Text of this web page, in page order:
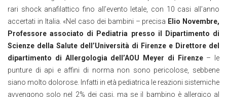
rari shock anafilattico fino all’evento letale, con 10 casi all’anno
accertati in Italia. «Nel caso dei bambini – precisa Elio Novembre,
Professore associato di Pediatria presso il Dipartimento di
Scienze della Salute dell’Università di Firenze e Direttore del
dipartimento di Allergologia dell’AOU Meyer di Firenze– le
punture di api e affini di norma non sono pericolose, sebbene
siano molto dolorose. Infatti in età pediatrica le reazioni sistemiche
avvengono solo nel 2% dei casi, ma se il bambino è allergico al